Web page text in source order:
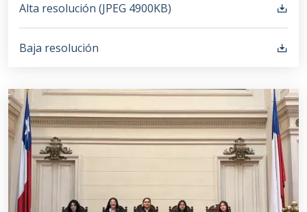
Alta resolución (JPEG 4900KB)
Baja resolución